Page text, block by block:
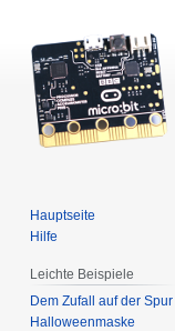
Hauptseite
Hilfe
Leichte Beispiele
Dem Zufall auf der Spur
Halloweenmaske